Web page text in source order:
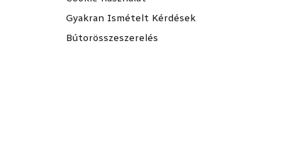
Gyakran Ismételt Kérdések
Bútorösszeszerelés